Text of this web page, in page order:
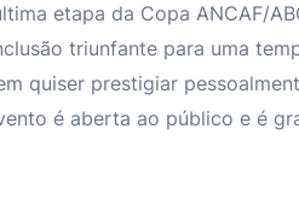
etapa da Copa ANCAF/
triunfante para uma
quiser prestigiar
é aberta ao público e é